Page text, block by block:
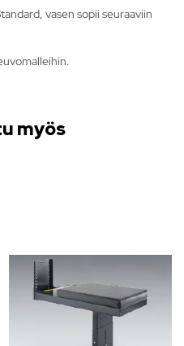
vasen sopii seuraaviin
myös